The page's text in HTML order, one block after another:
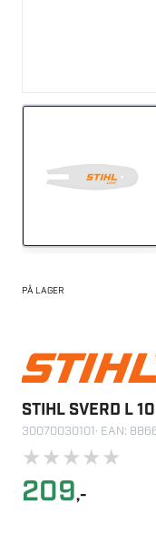
PÅ LAGER
STIHL SVERD L
30070030101· EAN:
★★★★★
209,-